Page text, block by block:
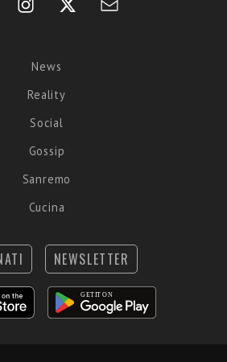
News
Reality
Social
Gossip
Sanremo
Cucina
NEWSLETTER